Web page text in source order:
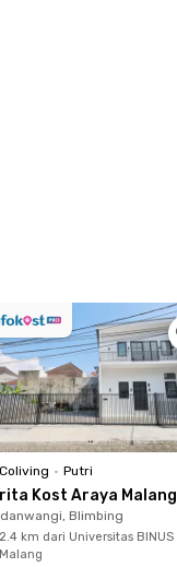
Coliving • Putri
Kost Araya Malang
Blimbing
2.4 km dari Universitas BINUS
Malang